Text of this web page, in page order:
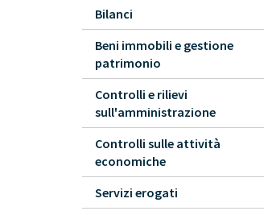
Bilanci
Beni immobili e gestione
patrimonio
Controlli e rilievi
sull'amministrazione
Controlli sulle attività
economiche
Servizi erogati